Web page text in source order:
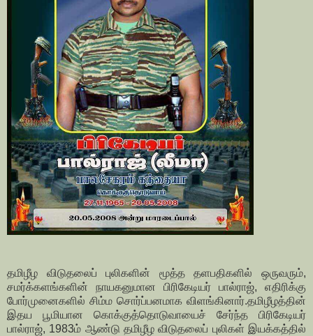
தமிழீழ விடுதலைப் புலிகளின் மூத்த தளபதிகளில் ஒருவரும்,
சமர்க்களங்களின் நாயகனுமான பிரிகேடியர் பால்ராஜ், எதிரிக்கு
போர்முனைகளில் சிம்ம சொர்ப்பனமாக விளங்கினார்.தமிழீழத்தின்
இதய பூமியான கொக்குத்தொடுவாயைச் சேர்ந்த பிரிகேடியர்
பால்ராஜ், 1983ம் ஆண்டு தமிழீழ விடுதலைப் புலிகள் இயக்கத்தில்